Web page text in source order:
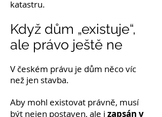
katastru.
Když dům „existuje“,
ale právo ještě ne
V českém právu je dům něco víc
než jen stavba.
Aby mohl existovat právně, musí
být nejen postaven, ale i zapsán v